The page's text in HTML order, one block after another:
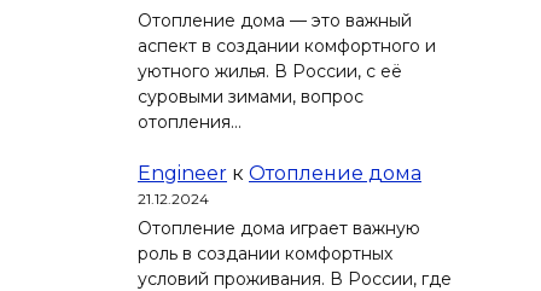
Отопление дома — это важный
аспект в создании комфортного и
уютного жилья. В России, с её
суровыми зимами, вопрос
отопления…
Engineer к Отопление дома
21.12.2024
Отопление дома играет важную
роль в создании комфортных
условий проживания. В России, где